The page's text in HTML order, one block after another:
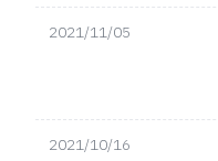
2021/11/05
2021/10/16